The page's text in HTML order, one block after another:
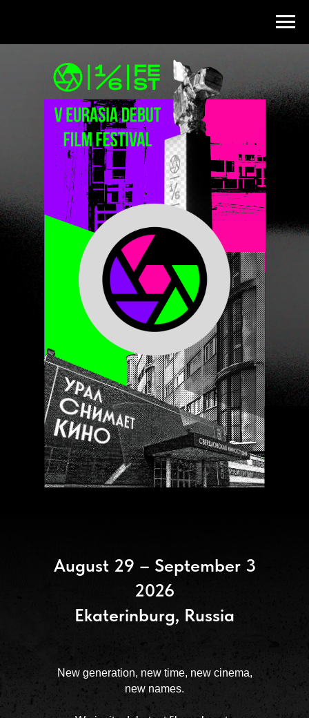
New generation, new time, new cinema,
new names.
August 29 – September 3
2026
Ekaterinburg, Russia